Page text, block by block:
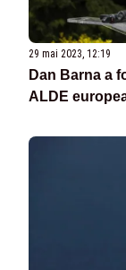
29 mai 2023, 12:19
Dan Barna a
ALDE